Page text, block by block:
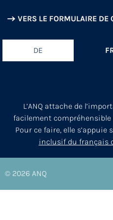
VERS LE FORMULAIRE DE
DE
L’ANQ attache de
facilement compréhensible
Pour ce faire, elle s’appuie
inclusif du français
© 2026 ANQ